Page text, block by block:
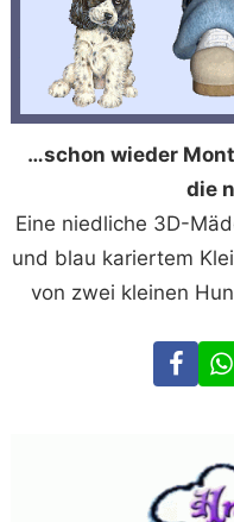
…schon wieder
die
Eine niedliche 3D-
und blau kariertem
von zwei kleinen